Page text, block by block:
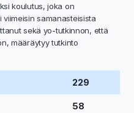
koulutus, joka on
samanasteisista
sekä yo-tutkinnon, että
määräytyy tutkinto
229
58